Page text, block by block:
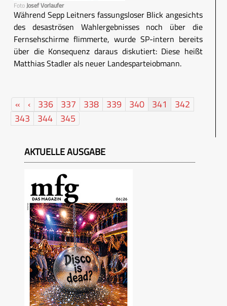
FotoJosef Vorlaufer
Während Sepp Leitners fassungsloser Blick angesichts
des desaströsen Wahlergebnisses noch über die
Fernsehschirme flimmerte, wurde SP-intern bereits
über die Konsequenz daraus diskutiert: Diese heißt
Matthias Stadler als neuer Landesparteiobmann.
« ‹ 336 337 338 339 340 341
342
343
344 345
AKTUELLE AUSGABE